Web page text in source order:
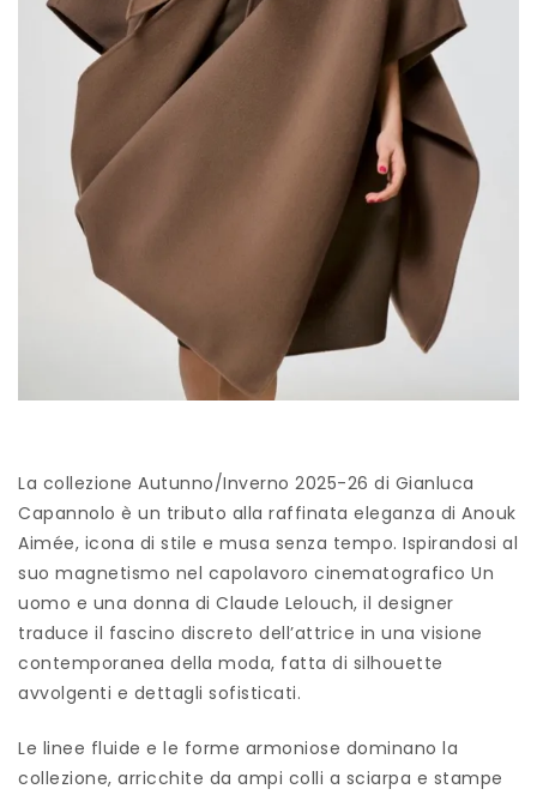
La collezione Autunno/Inverno 2025-26 di Gianluca
Capannolo è un tributo alla raffinata eleganza di Anouk
Aimée, icona di stile e musa senza tempo. Ispirandosi al
suo magnetismo nel capolavoro cinematografico Un
uomo e una donna di Claude Lelouch, il designer
traduce il fascino discreto dell’attrice in una visione
contemporanea della moda, fatta di silhouette
avvolgenti e dettagli sofisticati.
Le linee fluide e le forme armoniose dominano la
collezione, arricchite da ampi colli a sciarpa e stampe